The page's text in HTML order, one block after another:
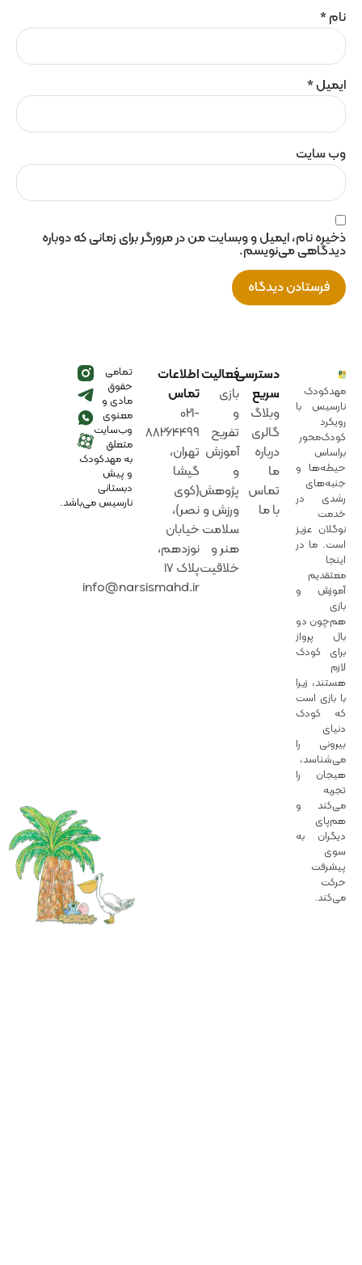
نام*
ایمیل*
وب‌ سایت
ذخیره نام، ایمیل و وبسایت من در مرورگر برای زمانی که دوباره
دیدگاهی می‌نویسم.
مهدکودک
نارسیس با
رویکرد
کودک‌محور
براساس
حیطه‌ها و
جنبه‌های
رشدی در
خدمت
نوگلان عزیز
است. ما در
اینجا
معتقدیم
آموزش و
بازی
هم‌چون دو
بال پرواز
برای کودک
لازم
هستند، زیرا
با بازی است
که کودک
دنیای
بیرونی را
می‌شناسد،
هیجان را
تجربه
می‌کند و
هم‌پای
دیگران به
سوی
پیشرفت
حرکت
می‌کند.
دسترسی
سریع
وبلاگ
گالری
درباره
ما
تماس
با ما
فعالیت
بازی‌
و‌
تفریح
آموزش‌‌
و‌
پژوهش
ورزش‌ و‌
سلامت
هنر‌ و‌‌
خلاقیت
اطلاعات
تماس
021-
88264499
تهران،
گیشا
(کوی
نصر)،
خیابان
نوزدهم،
پلاک 17
info@narsismahd.ir
تمامی
حقوق
مادی و
معنوی
وب‌سایت
متعلق
به مهدکودک
و پیش
دبستانی
نارسیس می‌باشد.